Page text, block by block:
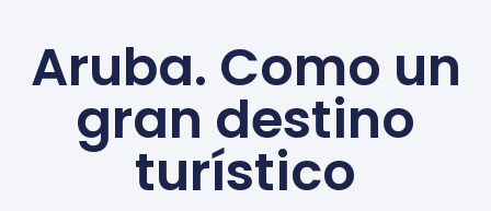
Aruba. Como un
gran destino
turístico